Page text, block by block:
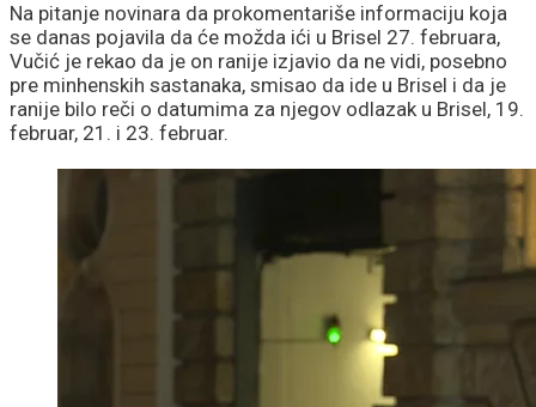
Na pitanje novinara da prokomentariše informaciju koja
se danas pojavila da će možda ići u Brisel 27. februara,
Vučić je rekao da je on ranije izjavio da ne vidi, posebno
pre minhenskih sastanaka, smisao da ide u Brisel i da je
ranije bilo reči o datumima za njegov odlazak u Brisel, 19.
februar, 21. i 23. februar.